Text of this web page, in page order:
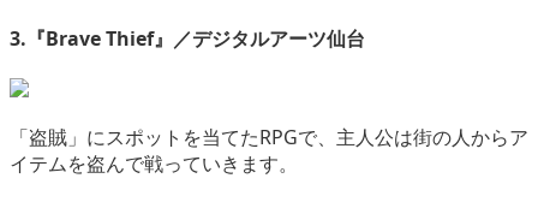
3.『Brave Thief』／デジタルアーツ仙台
「盗賊」にスポットを当てたRPGで、主人公は街の人からア
イテムを盗んで戦っていきます。